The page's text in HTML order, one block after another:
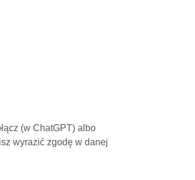
(w ChatGPT) albo
wyrazić zgodę w danej